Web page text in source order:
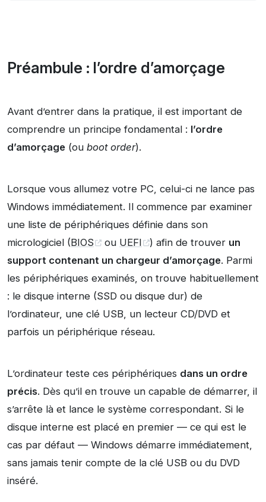
Préambule : l’ordre d’amorçage
Avant d’entrer dans la pratique, il est important de
comprendre un principe fondamental : l’ordre
d’amorçage (ou boot order).
Lorsque vous allumez votre PC, celui-ci ne lance pas
Windows immédiatement. Il commence par examiner
une liste de périphériques définie dans son
micrologiciel (BIOS ou UEFI ) afin de trouver un
support contenant un chargeur d’amorçage. Parmi
les périphériques examinés, on trouve habituellement
: le disque interne (SSD ou disque dur) de
l’ordinateur, une clé USB, un lecteur CD/DVD et
parfois un périphérique réseau.
L’ordinateur teste ces périphériques dans un ordre
précis. Dès qu’il en trouve un capable de démarrer, il
s’arrête là et lance le système correspondant. Si le
disque interne est placé en premier — ce qui est le
cas par défaut — Windows démarre immédiatement,
sans jamais tenir compte de la clé USB ou du DVD
inséré.